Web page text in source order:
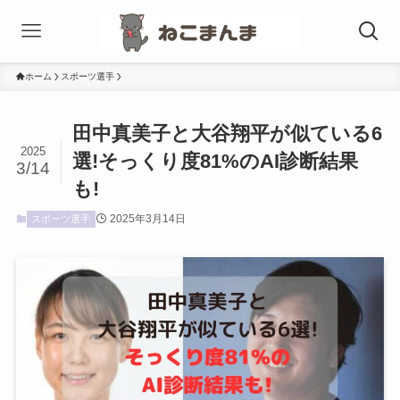
ホーム スポーツ選手
田中真美子と大谷翔平が似ている6
選!そっくり度81%のAI診断結果
も!
2025
3/14
スポーツ選手 2025年3月14日